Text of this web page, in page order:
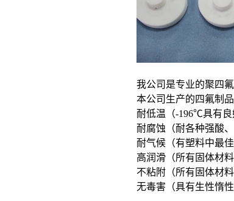
我公司是专业的聚四
本公司生产的四氟制
耐低温（-196℃具有
耐腐蚀（耐各种强酸
耐气候（有塑料中最
高润滑（所有固体材
不粘附（所有固体材
无毒害（具有生性惰